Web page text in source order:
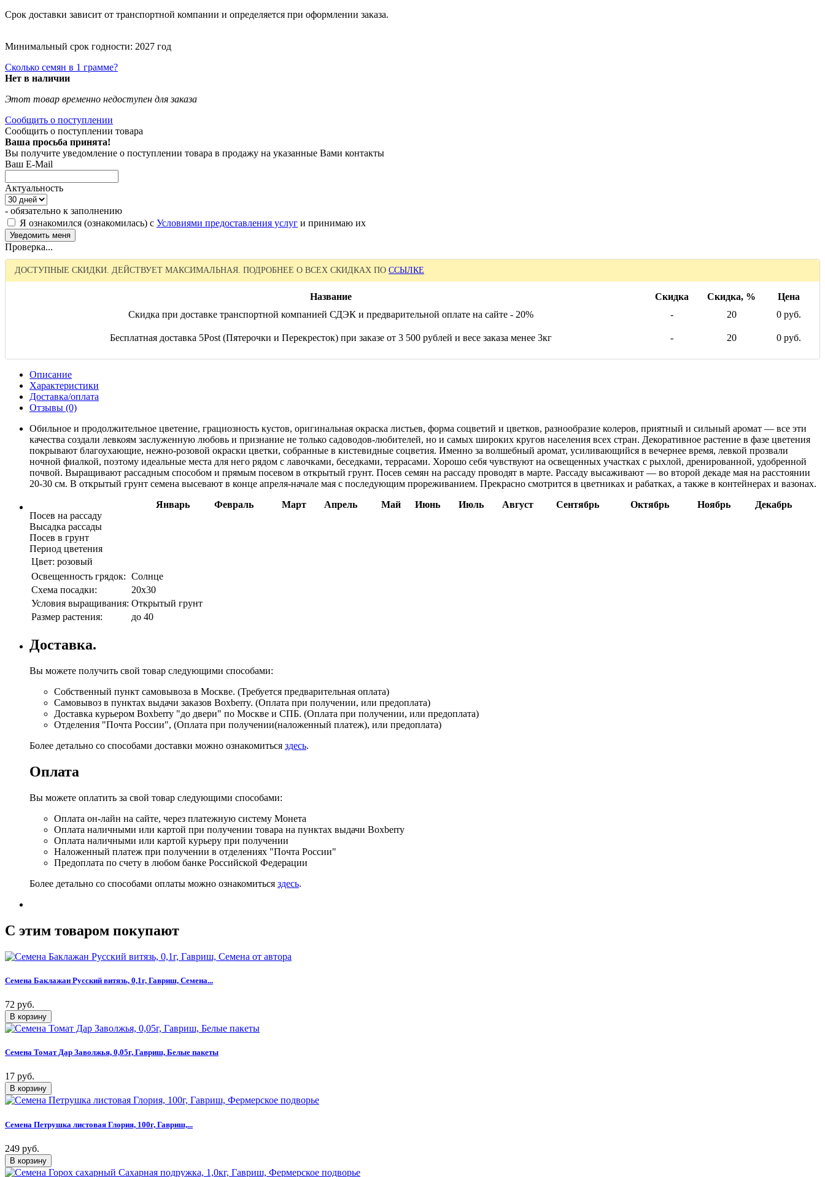
Срок доставки зависит от транспортной компании и определяется при оформлении заказа.
Минимальный срок годности: 2027 год
Сколько семян в 1 грамме?
Нет в наличии
Этот товар временно недоступен для заказа
Сообщить о поступлении
Сообщить о поступлении товара
Ваша просьба принята!
Вы получите уведомление о поступлении товара в продажу на указанные Вами контакты
Ваш E-Mail
Актуальность
- обязательно к заполнению
Я ознакомился (ознакомилась) с Условиями предоставления услуг и принимаю их
Проверка...
ДОСТУПНЫЕ СКИДКИ. ДЕЙСТВУЕТ МАКСИМАЛЬНАЯ. ПОДРОБНЕЕ О ВСЕХ СКИДКАХ ПО ССЫЛКЕ
Название Скидка Скидка, %
Цена
Скидка при доставке транспортной компанией СДЭК и предварительной оплате на сайте - 20%
- 20 0 руб.
Бесплатная доставка 5Post (Пятерочки и Перекресток) при заказе от 3 500 рублей и весе заказа менее 3кг - 20 0 руб.
Описание
Характеристики
Доставка/оплата
Отзывы (0)
Обильное и продолжительное цветение, грациозность кустов, оригинальная окраска листьев, форма соцветий и цветков, разнообразие колеров, приятный и сильный аромат — все эти
качества создали левкоям заслуженную любовь и признание не только садоводов-любителей, но и самых широких кругов населения всех стран. Декоративное растение в фазе цветения
покрывают благоухающие, нежно-розовой окраски цветки, собранные в кистевидные соцветия. Именно за волшебный аромат, усиливающийся в вечернее время, левкой прозвали
ночной фиалкой, поэтому идеальные места для него рядом с лавочками, беседками, террасами. Хорошо себя чувствуют на освещенных участках с рыхлой, дренированной, удобренной
почвой. Выращивают рассадным способом и прямым посевом в открытый грунт. Посев семян на рассаду проводят в марте. Рассаду высаживают — во второй декаде мая на расстоянии
20-30 см. В открытый грунт семена высевают в конце апреля-начале мая с последующим прореживанием. Прекрасно смотрится в цветниках и рабатках, а также в контейнерах и вазонах.
Январь
Февраль Март Апрель Май Июнь Июль Август Сентябрь Октябрь Ноябрь
Декабрь
Посев на рассаду
Высадка рассады
Посев в грунт
Период цветения
Цвет: розовый
Освещенность грядок: Солнце
Схема посадки:
20х30
Условия выращивания: Открытый грунт
Размер растения:
до 40
Доставка.
Вы можете получить свой товар следующими способами:
Собственный пункт самовывоза в Москве. (Требуется предварительная оплата)
Самовывоз в пунктах выдачи заказов Boxberry. (Оплата при получении, или предоплата)
Доставка курьером Boxberry "до двери" по Москве и СПБ. (Оплата при получении, или предоплата)
Отделения "Почта России", (Оплата при получении(наложенный платеж), или предоплата)
Более детально со способами доставки можно ознакомиться здесь.
Оплата
Вы можете оплатить за свой товар следующими способами:
Оплата он-лайн на сайте, через платежную систему Монета
Оплата наличными или картой при получении товара на пунктах выдачи Boxberry
Оплата наличными или картой курьеру при получении
Наложенный платеж при получении в отделениях "Почта России"
Предоплата по счету в любом банке Российской Федерации
Более детально со способами оплаты можно ознакомиться здесь.
C этим товаром покупают
Семена Баклажан Русский витязь, 0,1г, Гавриш, Семена...
72 руб.
Семена Томат Дар Заволжья, 0,05г, Гавриш, Белые пакеты
17 руб.
Семена Петрушка листовая Глория, 100г, Гавриш,...
249 руб.